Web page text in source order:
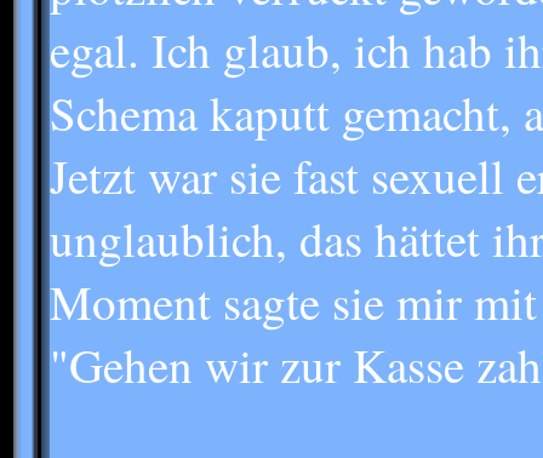
egal. Ich glaub, ich hab
Schema kaputt
Jetzt war sie fast sexuell
unglaublich, das hättet
Moment sagte sie mir
"Gehen wir zur Kasse